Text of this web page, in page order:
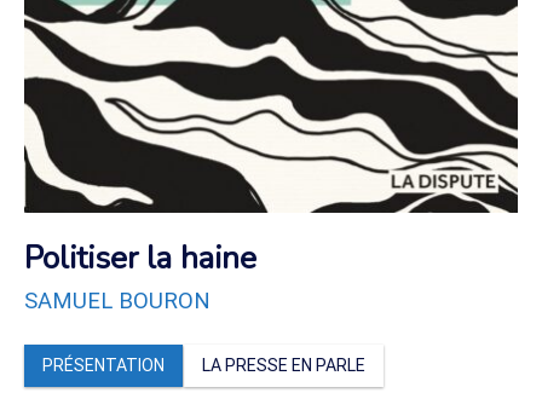
Politiser la haine
SAMUEL BOURON
PRÉSENTATION LA PRESSE EN PARLE